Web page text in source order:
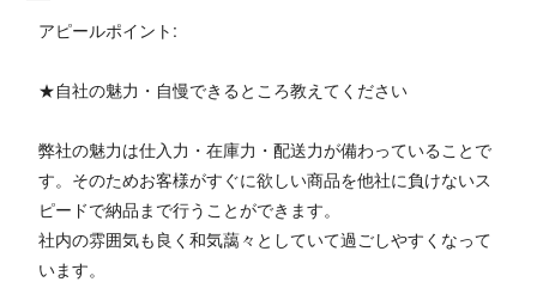
アピールポイント:
★自社の魅力・自慢できるところ教えてください
弊社の魅力は仕入力・在庫力・配送力が備わっていることで
す。そのためお客様がすぐに欲しい商品を他社に負けないス
ピードで納品まで行うことができます。
社内の雰囲気も良く和気藹々としていて過ごしやすくなって
います。